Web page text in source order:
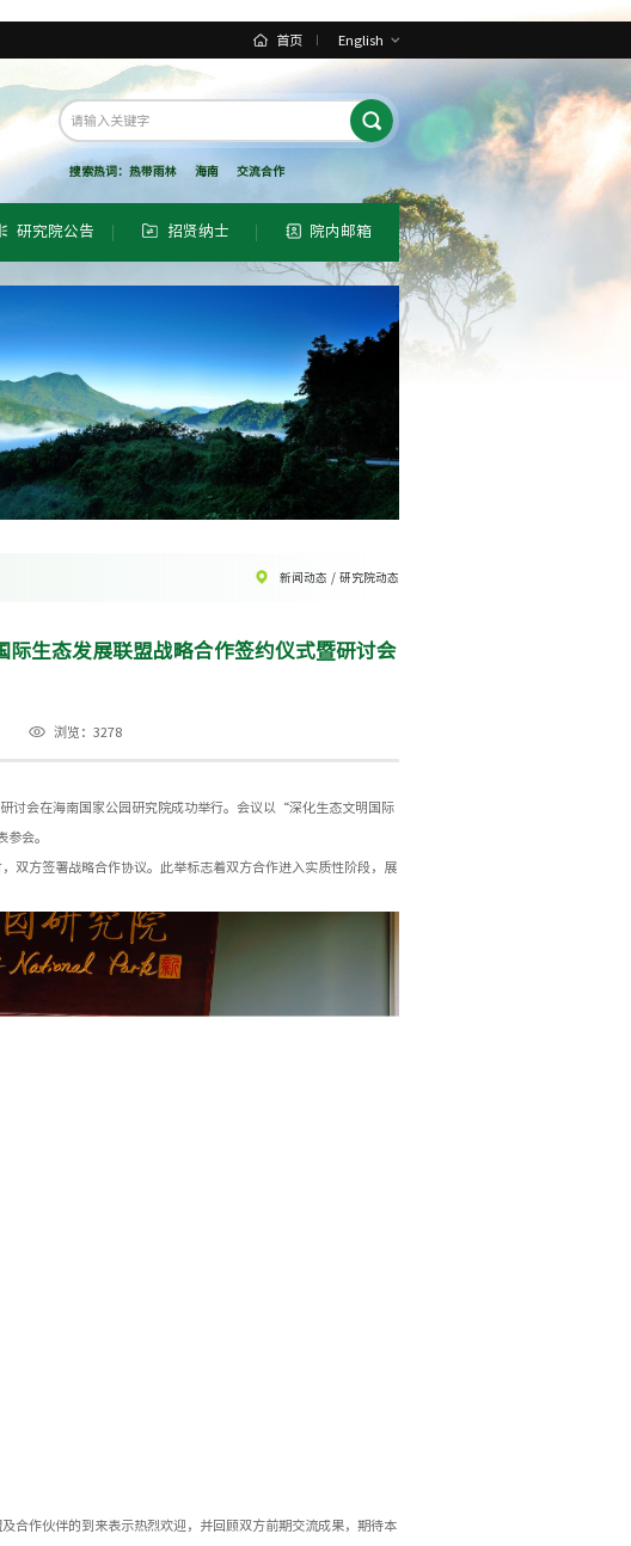
首页 English
搜索热词： 热带雨林 海南 交流合作
研究院公告 招贤纳士 院内邮箱
新闻动态 /研究院动态
生态发展联盟战略合作签约仪式暨研讨会
浏览：3278
讨会在海南国家公园研究院成功举行。会议以“深化生态文明国际
会。
双方签署战略合作协议。此举标志着双方合作进入实质性阶段，展
合作伙伴的到来表示热烈欢迎，并回顾双方前期交流成果，期待本